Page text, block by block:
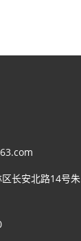
长安北路14号朱